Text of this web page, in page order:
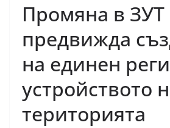
Промяна в ЗУТ
предвижда
на единен
устройството
територията